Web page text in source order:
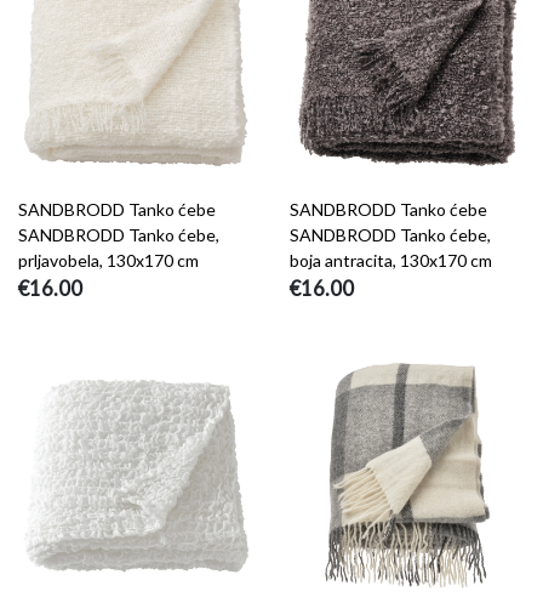
SANDBRODD Tanko ćebe
SANDBRODD Tanko ćebe,
prljavobela, 130x170 cm
€16.00
SANDBRODD Tanko ćebe
SANDBRODD Tanko ćebe,
boja antracita, 130x170 cm
€16.00